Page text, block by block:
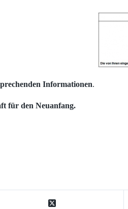
Informationen.
für den Neuanfang.